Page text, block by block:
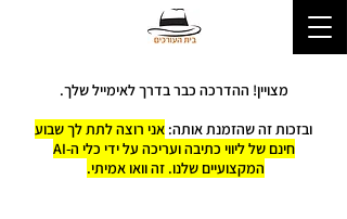
מצויין! ההדרכה כבר בדרך לאימייל שלך.
ובזכות זה שהזמנת אותה: אני רוצה לתת לך שבוע
חינם של ליווי כתיבה ועריכה על ידי כלי ה-AI
המקצועיים שלנו. זה וואו אמיתי.